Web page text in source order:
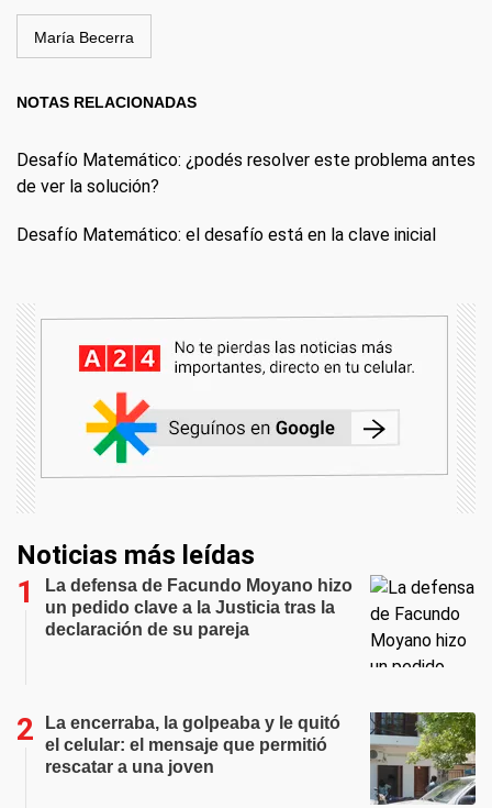
María Becerra
NOTAS RELACIONADAS
Desafío Matemático: ¿podés resolver este problema antes
de ver la solución?
Desafío Matemático: el desafío está en la clave inicial
Noticias más leídas
La defensa de Facundo Moyano hizo
un pedido clave a la Justicia tras la
declaración de su pareja
La encerraba, la golpeaba y le quitó
el celular: el mensaje que permitió
rescatar a una joven